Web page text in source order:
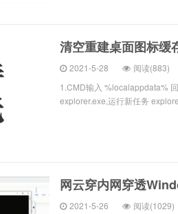
清空重建桌面图标缓
2021-5-28 阅读(883)
1.CMD输入 %localappdata%
explorer.exe,运行新任务
网云穿内网穿透
2021-5-26 阅读(1029)